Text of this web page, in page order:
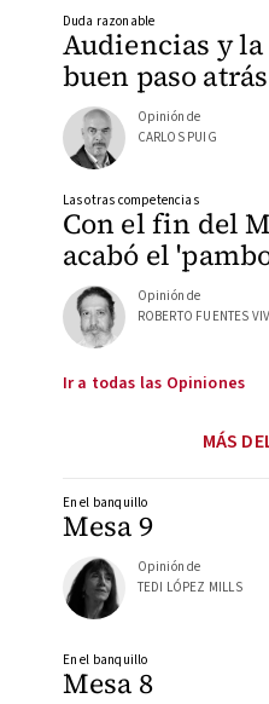
Audiencias y
buen paso atrás
Duda razonable
Opinión de
CARLOS PUIG
Con el fin del
acabó el
Las otras competencias
Opinión de
ROBERTO FUENTES
Ir a todas las Opiniones
MÁS
Mesa 9
En el banquillo
Opinión de
TEDI LÓPEZ MILLS
Mesa 8
En el banquillo